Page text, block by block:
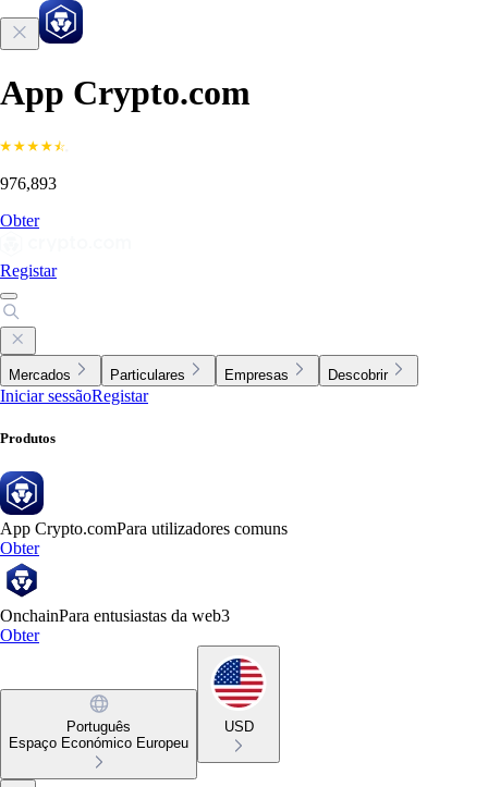
App Crypto.com
976,893
Obter
Registar
Mercados Particulares Empresas Descobrir
Iniciar sessãoRegistar
Produtos
App Crypto.comPara utilizadores comuns
Obter
OnchainPara entusiastas da web3
Obter
Português
Espaço Económico Europeu
USD